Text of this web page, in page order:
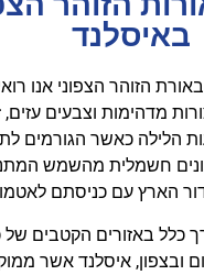
באיסלנד
הזוהר הצפוני אנו
מדהימות וצבעים
הלילה כאשר הגורמים
חשמלית מהשמש
הארץ עם כניסתם
כלל באזורים הקטבים של
ובצפון, איסלנד אשר